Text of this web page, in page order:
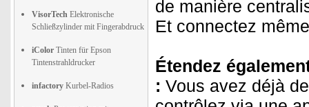
VisorTech Elektronische
Schließzylinder mit Fingerabdruck
iColor Tinten für Epson
Tintenstrahldrucker
infactory Kurbel-Radios
de manière
Et connectez
Étendez
: Vous avez déjà